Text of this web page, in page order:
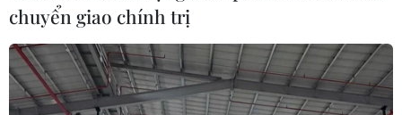
chuyển giao chính trị